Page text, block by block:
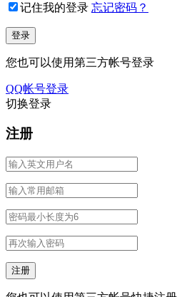
记住我的登录 忘记密码？
您也可以使用第三方帐号登录
QQ帐号登录
切换登录
注册